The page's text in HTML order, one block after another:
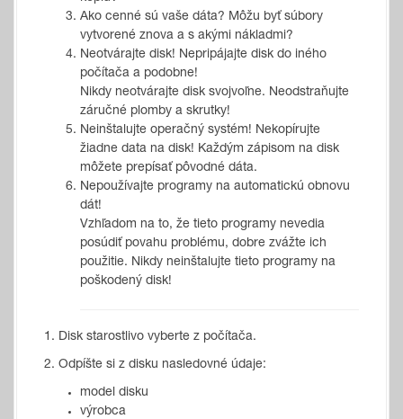
Ako cenné sú vaše dáta? Môžu byť súbory
vytvorené znova a s akými nákladmi?
Neotvárajte disk! Nepripájajte disk do iného
počítača a podobne!
Nikdy neotvárajte disk svojvoľne. Neodstraňujte
záručné plomby a skrutky!
Neinštalujte operačný systém! Nekopírujte
žiadne data na disk! Každým zápisom na disk
môžete prepísať pôvodné dáta.
Nepoužívajte programy na automatickú obnovu
dát!
Vzhľadom na to, že tieto programy nevedia
posúdiť povahu problému, dobre zvážte ich
použitie. Nikdy neinštalujte tieto programy na
poškodený disk!
1. Disk starostlivo vyberte z počítača.
2. Odpíšte si z disku nasledovné údaje:
model disku
výrobca